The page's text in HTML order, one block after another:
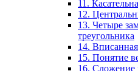
11.
12.
13. Четыре
треугольника
14.
15. Понятие
16. Сложение